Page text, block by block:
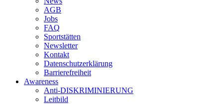
AGB
Jobs
FAQ
Sportstätten
Newsletter
Kontakt
Datenschutzerklärung
Barrierefreiheit
Awareness
Anti-DISKRIMINIERUNG
Leitbild